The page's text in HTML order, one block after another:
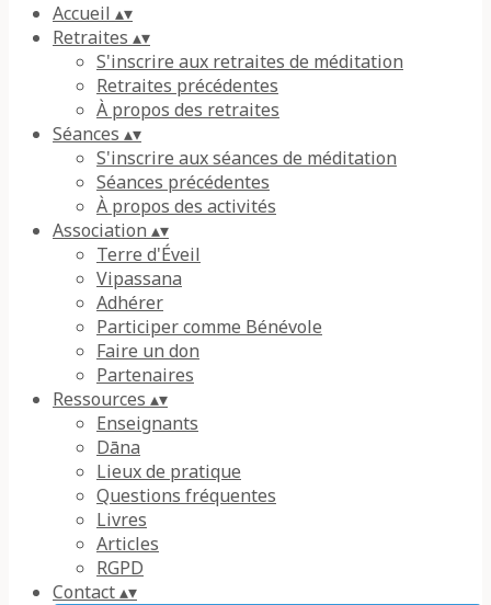
Accueil ▴▾
Retraites ▴▾
S'inscrire aux retraites de méditation
Retraites précédentes
À propos des retraites
Séances ▴▾
S'inscrire aux séances de méditation
Séances précédentes
À propos des activités
Association ▴▾
Terre d'Éveil
Vipassana
Adhérer
Participer comme Bénévole
Faire un don
Partenaires
Ressources ▴▾
Enseignants
Dāna
Lieux de pratique
Questions fréquentes
Livres
Articles
RGPD
Contact▴▾